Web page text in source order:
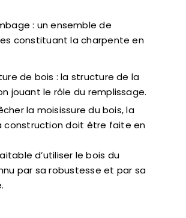
: un ensemble de
constituant la charpente en
de bois : la structure de la
jouant le rôle du remplissage.
la moisissure du bois, la
construction doit être faite en
d’utiliser le bois du
par sa robustesse et par sa